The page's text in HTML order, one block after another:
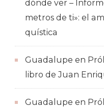
dónde ver –
metros de ti»: el
quística
Guadalupe en
libro de Juan
Guadalupe en